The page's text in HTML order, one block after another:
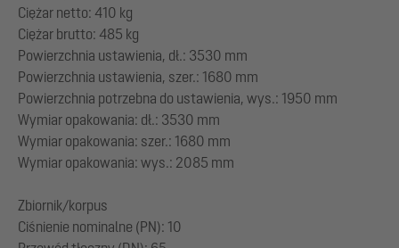
Ciężar netto: 410 kg
Ciężar brutto: 485 kg
Powierzchnia ustawienia, dł.: 3530 mm
Powierzchnia ustawienia, szer.: 1680 mm
Powierzchnia potrzebna do ustawienia, wys.: 1950 mm
Wymiar opakowania: dł.: 3530 mm
Wymiar opakowania: szer.: 1680 mm
Wymiar opakowania: wys.: 2085 mm
Zbiornik/korpus
Ciśnienie nominalne (PN): 10